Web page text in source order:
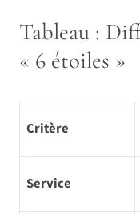
Tableau :
« 6 étoiles »
Critère
Service